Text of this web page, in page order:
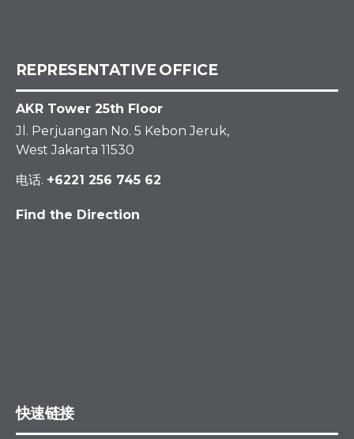
REPRESENTATIVE OFFICE
AKR Tower 25th Floor
Jl. Perjuangan No. 5 Kebon Jeruk,
West Jakarta 11530
电话. +6221 256 745 62
Find the Direction
快速链接